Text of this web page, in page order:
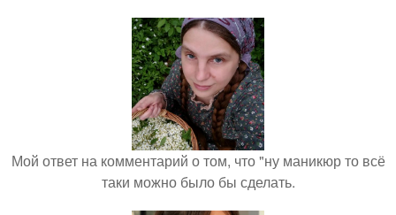
Мой ответ на комментарий о том, что "ну маникюр то всё
таки можно было бы сделать.